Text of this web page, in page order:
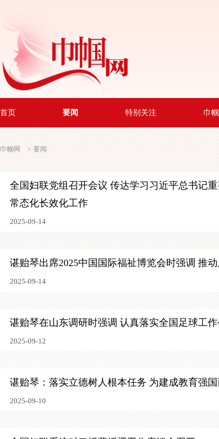
首页 要闻 特别关注 巾
巾帼网 >要闻
全国妇联党组召开会议 传达学习习近平总书记
常态化长效化工作
2025-09-14
谌贻琴出席2025中国国际福祉博览会时强调 推
2025-09-14
谌贻琴在山东调研时强调 认真落实全国足球工
2025-09-12
谌贻琴：落实立德树人根本任务 为建成教育强
2025-09-10